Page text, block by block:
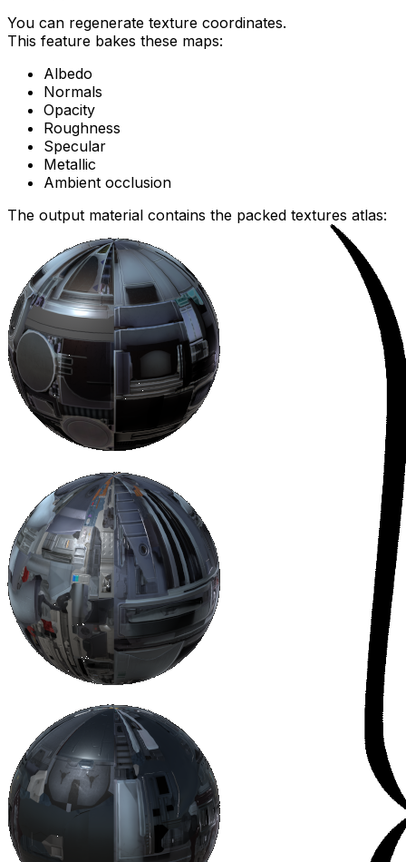
You can regenerate texture coordinates.
This feature bakes these maps:
Albedo
Normals
Opacity
Roughness
Specular
Metallic
Ambient occlusion
The output material contains the packed textures atlas: